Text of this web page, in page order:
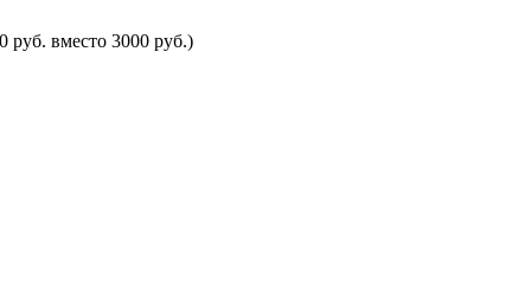
вместо 3000 руб.)